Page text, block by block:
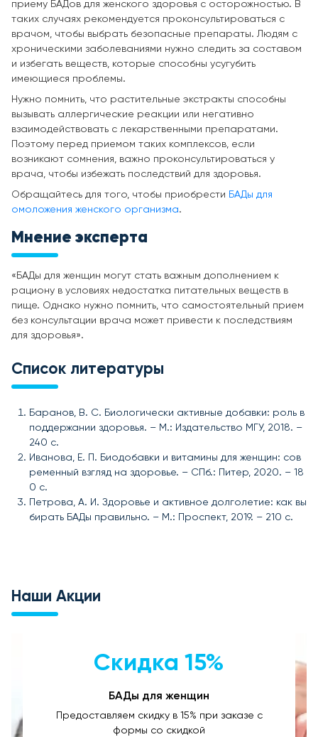
приему БАДов для женского здоровья с осторожностью. В
таких случаях рекомендуется проконсультироваться с
врачом, чтобы выбрать безопасные препараты. Людям с
хроническими заболеваниями нужно следить за составом
и избегать веществ, которые способны усугубить
имеющиеся проблемы.
Нужно помнить, что растительные экстракты способны
вызывать аллергические реакции или негативно
взаимодействовать с лекарственными препаратами.
Поэтому перед приемом таких комплексов, если
возникают сомнения, важно проконсультироваться у
врача, чтобы избежать последствий для здоровья.
Обращайтесь для того, чтобы приобрести БАДы для
омоложения женского организма.
Мнение эксперта
«БАДы для женщин могут стать важным дополнением к
рациону в условиях недостатка питательных веществ в
пище. Однако нужно помнить, что самостоятельный прием
без консультации врача может привести к последствиям
для здоровья».
Список литературы
Баранов, В. С. Биологически активные добавки: роль в
поддержании здоровья. – М.: Издательство МГУ, 2018. –
240 с.
Иванова, Е. П. Биодобавки и витамины для женщин: сов
ременный взгляд на здоровье. – СПб.: Питер, 2020. – 18
0 с.
Петрова, А. И. Здоровье и активное долголетие: как вы
бирать БАДы правильно. – М.: Проспект, 2019. – 210 с.
Наши Акции
Скидка 15%
БАДы для женщин
Предоставляем скидку в 15% при заказе с
формы со скидкой